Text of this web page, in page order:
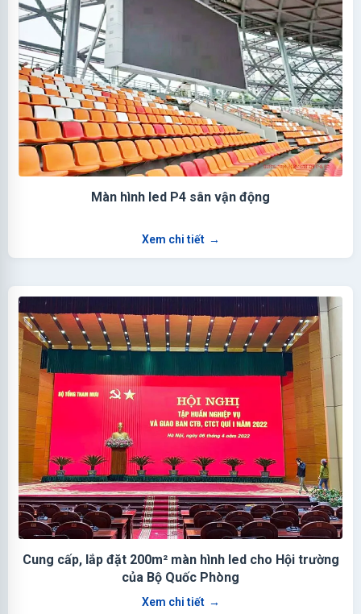
Màn hình led P4 sân vận động
Xem chi tiết →
Cung cấp, lắp đặt 200m² màn hình led cho Hội trường
của Bộ Quốc Phòng
Xem chi tiết →